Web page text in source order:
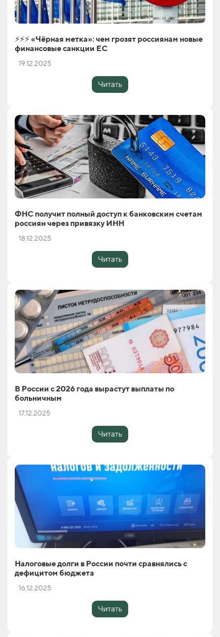
⚡️⚡️⚡️ «Чёрная метка»: чем грозят россиянам новые
финансовые санкции ЕС
19.12.2025
Читать
ФНС получит полный доступ к банковским счетам
россиян через привязку ИНН
18.12.2025
Читать
В России с 2026 года вырастут выплаты по
больничным
17.12.2025
Читать
Налоговые долги в России почти сравнялись с
дефицитом бюджета
16.12.2025
Читать